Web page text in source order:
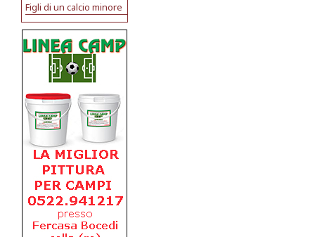
Figli di un calcio minore